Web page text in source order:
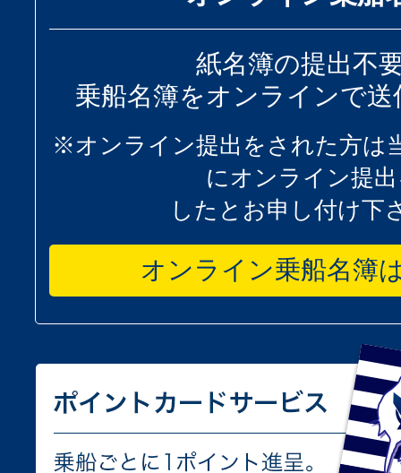
紙名簿の提出不
乗船名簿をオンラインで
※オンライン提出をされた方は
にオンライン提
したとお申し付け下
オンライン乗船名簿